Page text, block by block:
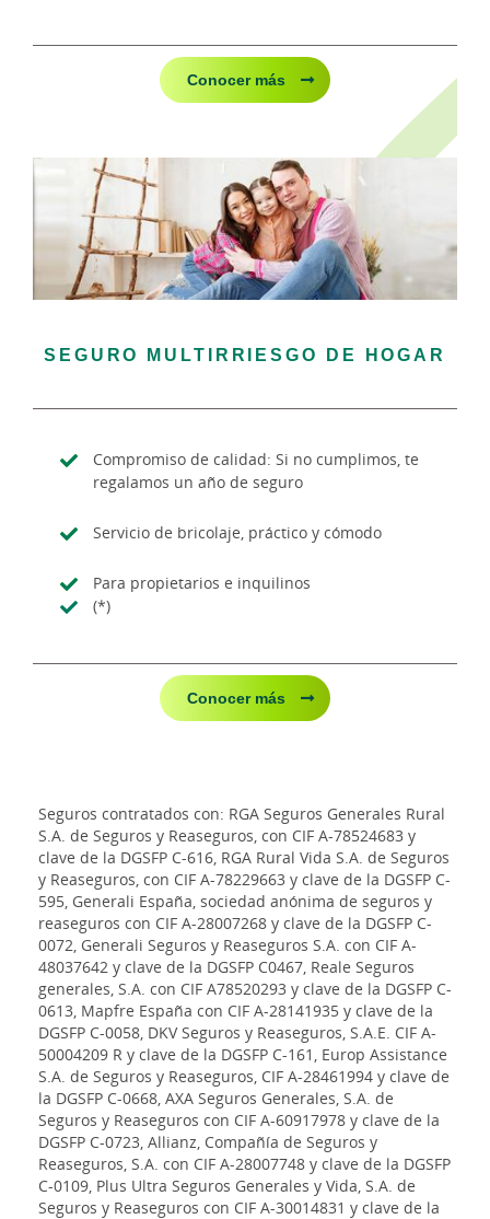
Conocer más
SEGURO MULTIRRIESGO DE HOGAR
Compromiso de calidad: Si no cumplimos, te
regalamos un año de seguro
Servicio de bricolaje, práctico y cómodo
Para propietarios e inquilinos
(*)
Conocer más
Seguros contratados con: RGA Seguros Generales Rural
S.A. de Seguros y Reaseguros, con CIF A-78524683 y
clave de la DGSFP C-616, RGA Rural Vida S.A. de Seguros
y Reaseguros, con CIF A-78229663 y clave de la DGSFP C-
595, Generali España, sociedad anónima de seguros y
reaseguros con CIF A-28007268 y clave de la DGSFP C-
0072, Generali Seguros y Reaseguros S.A. con CIF A-
48037642 y clave de la DGSFP C0467, Reale Seguros
generales, S.A. con CIF A78520293 y clave de la DGSFP C-
0613, Mapfre España con CIF A-28141935 y clave de la
DGSFP C-0058, DKV Seguros y Reaseguros, S.A.E. CIF A-
50004209 R y clave de la DGSFP C-161, Europ Assistance
S.A. de Seguros y Reaseguros, CIF A-28461994 y clave de
la DGSFP C-0668, AXA Seguros Generales, S.A. de
Seguros y Reaseguros con CIF A-60917978 y clave de la
DGSFP C-0723, Allianz, Compañía de Seguros y
Reaseguros, S.A. con CIF A-28007748 y clave de la DGSFP
C-0109, Plus Ultra Seguros Generales y Vida, S.A. de
Seguros y Reaseguros con CIF A-30014831 y clave de la